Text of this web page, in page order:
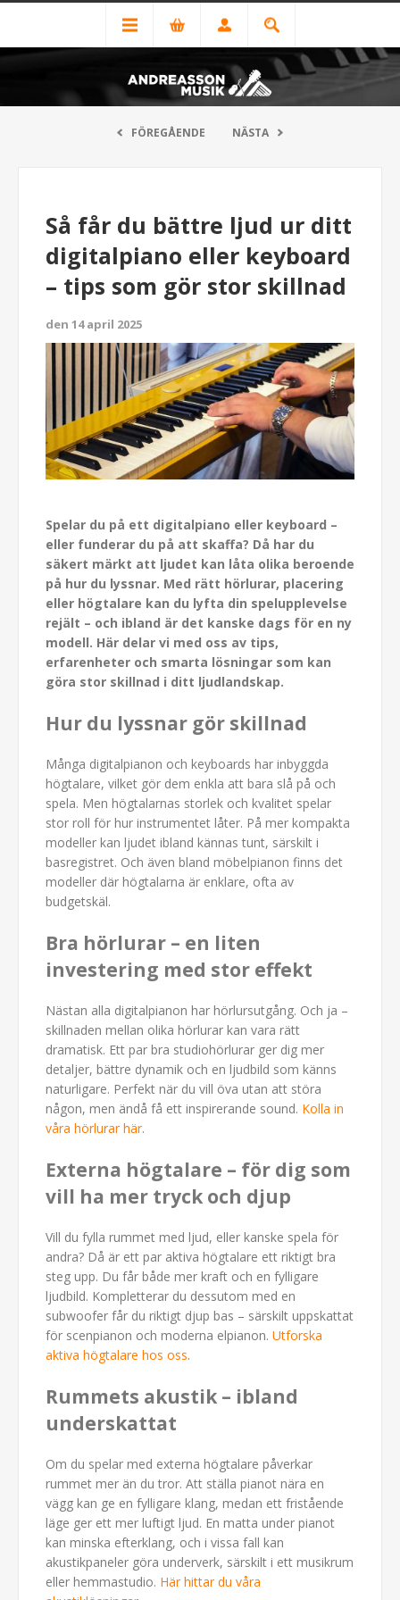
FÖREGÅENDE NÄSTA
Så får du bättre ljud ur ditt
digitalpiano eller keyboard
– tips som gör stor skillnad
den 14 april 2025
Spelar du på ett digitalpiano eller keyboard –
eller funderar du på att skaffa? Då har du
säkert märkt att ljudet kan låta olika beroende
på hur du lyssnar. Med rätt hörlurar, placering
eller högtalare kan du lyfta din spelupplevelse
rejält – och ibland är det kanske dags för en ny
modell. Här delar vi med oss av tips,
erfarenheter och smarta lösningar som kan
göra stor skillnad i ditt ljudlandskap.
Hur du lyssnar gör skillnad
Många digitalpianon och keyboards har inbyggda
högtalare, vilket gör dem enkla att bara slå på och
spela. Men högtalarnas storlek och kvalitet spelar
stor roll för hur instrumentet låter. På mer kompakta
modeller kan ljudet ibland kännas tunt, särskilt i
basregistret. Och även bland möbelpianon finns det
modeller där högtalarna är enklare, ofta av
budgetskäl.
Bra hörlurar – en liten
investering med stor effekt
Nästan alla digitalpianon har hörlursutgång. Och ja –
skillnaden mellan olika hörlurar kan vara rätt
dramatisk. Ett par bra studiohörlurar ger dig mer
detaljer, bättre dynamik och en ljudbild som känns
naturligare. Perfekt när du vill öva utan att störa
någon, men ändå få ett inspirerande sound. Kolla in
våra hörlurar här.
Externa högtalare – för dig som
vill ha mer tryck och djup
Vill du fylla rummet med ljud, eller kanske spela för
andra? Då är ett par aktiva högtalare ett riktigt bra
steg upp. Du får både mer kraft och en fylligare
ljudbild. Kompletterar du dessutom med en
subwoofer får du riktigt djup bas – särskilt uppskattat
för scenpianon och moderna elpianon. Utforska
aktiva högtalare hos oss.
Rummets akustik – ibland
underskattat
Om du spelar med externa högtalare påverkar
rummet mer än du tror. Att ställa pianot nära en
vägg kan ge en fylligare klang, medan ett fristående
läge ger ett mer luftigt ljud. En matta under pianot
kan minska efterklang, och i vissa fall kan
akustikpaneler göra underverk, särskilt i ett musikrum
eller hemmastudio. Här hittar du våra